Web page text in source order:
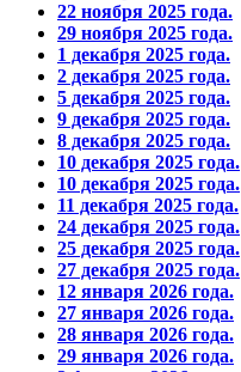
22 ноября 2025 года.
29 ноября 2025 года.
1 декабря 2025 года.
2 декабря 2025 года.
5 декабря 2025 года.
9 декабря 2025 года.
8 декабря 2025 года.
10 декабря 2025 года.
10 декабря 2025 года.
11 декабря 2025 года.
24 декабря 2025 года.
25 декабря 2025 года.
27 декабря 2025 года.
12 января 2026 года.
27 января 2026 года.
28 января 2026 года.
29 января 2026 года.